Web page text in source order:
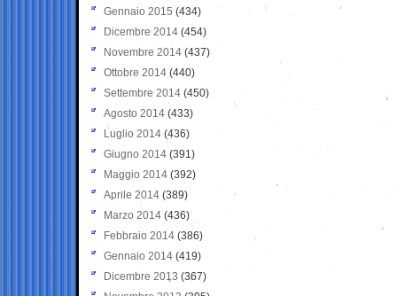
Gennaio 2015 (434)
Dicembre 2014 (454)
Novembre 2014 (437)
Ottobre 2014 (440)
Settembre 2014 (450)
Agosto 2014 (433)
Luglio 2014 (436)
Giugno 2014 (391)
Maggio 2014 (392)
Aprile 2014 (389)
Marzo 2014 (436)
Febbraio 2014 (386)
Gennaio 2014 (419)
Dicembre 2013 (367)